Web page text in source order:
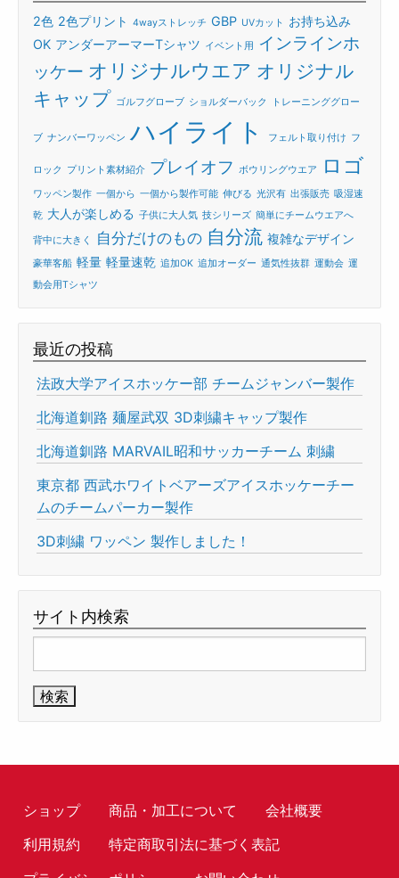
2色 2色プリント 4wayストレッチ GBP UVカット
お持ち込み
OK アンダーアーマーTシャツ イベント用
インラインホ
ッケー オリジナルウエア オリジナル
キャップ ゴルフグローブ ショルダーバック トレーニンググロー
ブ ナンバーワッペン ハイライト フェルト取り付け フ
ロック プリント素材紹介 プレイオフ ボウリングウエア ロゴ
ワッペン製作 一個から 一個から製作可能 伸びる 光沢有 出張販売 吸湿速
乾 大人が楽しめる 子供に大人気 技シリーズ 簡単にチームウエアへ
背中に大きく 自分だけのもの 自分流 複雑なデザイン
豪華客船 軽量 軽量速乾 追加OK 追加オーダー 通気性抜群 運動会 運
動会用Tシャツ
最近の投稿
法政大学アイスホッケー部 チームジャンバー製作
北海道釧路 麺屋武双 3D刺繍キャップ製作
北海道釧路 MARVAIL昭和サッカーチーム 刺繍
東京都 西武ホワイトベアーズアイスホッケーチー
ムのチームパーカー製作
3D刺繍 ワッペン 製作しました！
サイト内検索
索:
ショップ 商品・加工について
会社概要
利用規約
特定商取引法に基づく表記